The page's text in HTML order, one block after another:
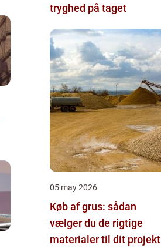
tryghed på taget
05 may 2026
Køb af grus: sådan
vælger du de rigtige
materialer til dit projekt